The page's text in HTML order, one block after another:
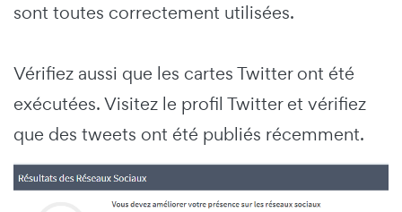
sont toutes correctement utilisées.
Vérifiez aussi que les cartes Twitter ont été
exécutées. Visitez le profil Twitter et vérifiez
que des tweets ont été publiés récemment.